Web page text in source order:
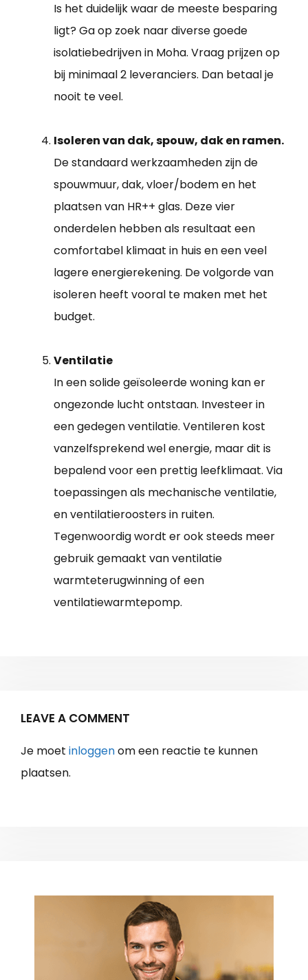
Is het duidelijk waar de meeste besparing
ligt? Ga op zoek naar diverse goede
isolatiebedrijven in Moha. Vraag prijzen op
bij minimaal 2 leveranciers. Dan betaal je
nooit te veel.
Isoleren van dak, spouw, dak en ramen.
De standaard werkzaamheden zijn de
spouwmuur, dak, vloer/bodem en het
plaatsen van HR++ glas. Deze vier
onderdelen hebben als resultaat een
comfortabel klimaat in huis en een veel
lagere energierekening. De volgorde van
isoleren heeft vooral te maken met het
budget.
Ventilatie
In een solide geïsoleerde woning kan er
ongezonde lucht ontstaan. Investeer in
een gedegen ventilatie. Ventileren kost
vanzelfsprekend wel energie, maar dit is
bepalend voor een prettig leefklimaat. Via
toepassingen als mechanische ventilatie,
en ventilatieroosters in ruiten.
Tegenwoordig wordt er ook steeds meer
gebruik gemaakt van ventilatie
warmteterugwinning of een
ventilatiewarmtepomp.
LEAVE A COMMENT
Je moet inloggenom een reactie te kunnen
plaatsen.